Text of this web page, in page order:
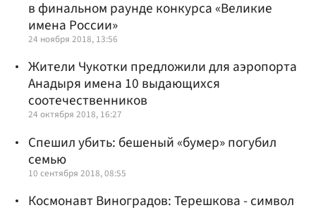
в финальном раунде конкурса «Великие
имена России»
24 ноября 2018, 13:56
Жители Чукотки предложили для аэропорта
Анадыря имена 10 выдающихся
соотечественников
24 октября 2018, 16:27
Спешил убить: бешеный «бумер» погубил
семью
10 сентября 2018, 08:55
Космонавт Виноградов: Терешкова - символ